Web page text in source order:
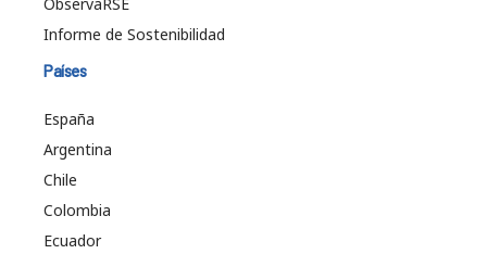
Informe de Sostenibilidad
Países
España
Argentina
Chile
Colombia
Ecuador